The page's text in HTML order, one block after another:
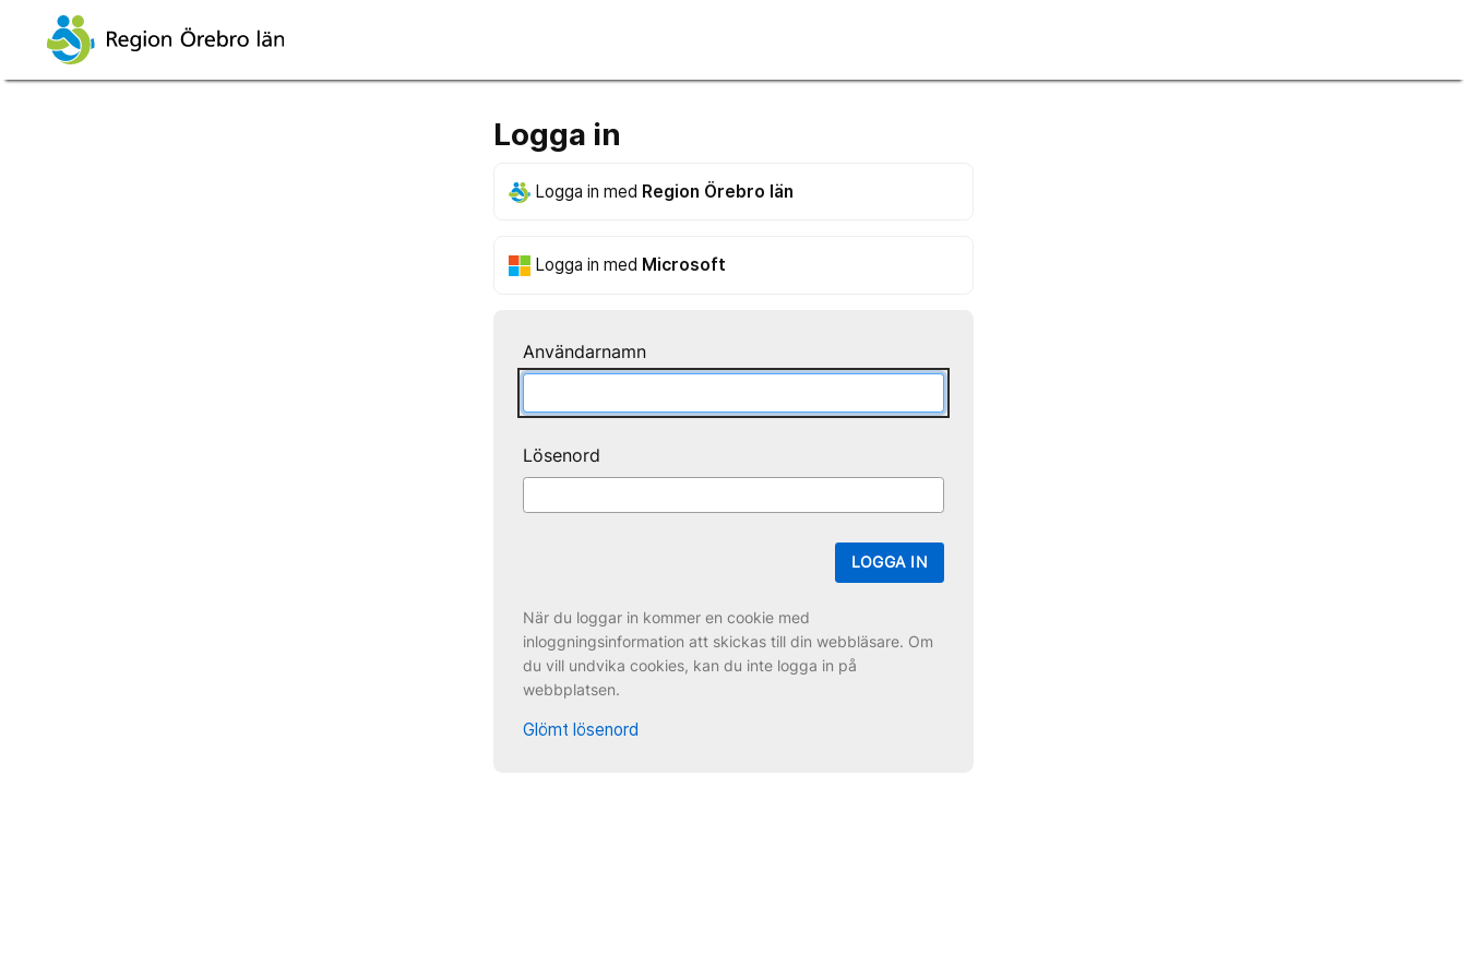
Logga in
Logga in med Region Örebro län
Logga in med Microsoft
Användarnamn
Lösenord
LOGGA IN
När du loggar in kommer en cookie med
inloggningsinformation att skickas till din webbläsare. Om
du vill undvika cookies, kan du inte logga in på
webbplatsen.
Glömt lösenord